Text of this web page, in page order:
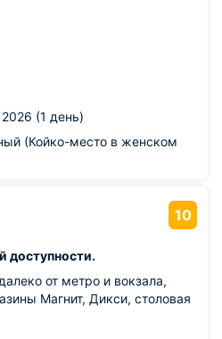
только здесь .))))))))))))
))))
(1 день)
(Койко-место в женском
10
доступности.
от метро и вокзала,
Магнит, Дикси, столовая